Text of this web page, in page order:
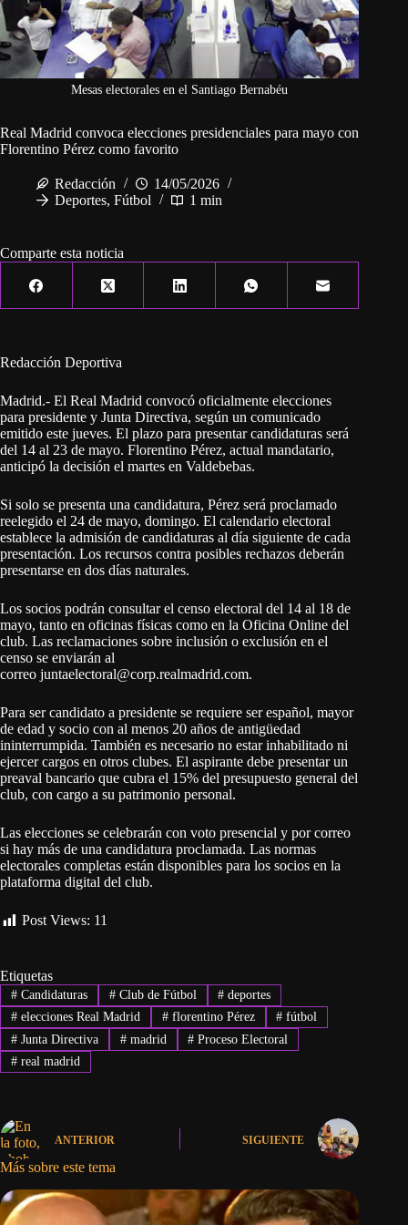
Mesas electorales en el Santiago Bernabéu
Real Madrid convoca elecciones presidenciales para mayo con
Florentino Pérez como favorito
Redacción
14/05/2026
Deportes, Fútbol 1 min
Comparte esta noticia
Redacción Deportiva
Madrid.- El Real Madrid convocó oficialmente elecciones
para presidente y Junta Directiva, según un comunicado
emitido este jueves. El plazo para presentar candidaturas será
del 14 al 23 de mayo. Florentino Pérez, actual mandatario,
anticipó la decisión el martes en Valdebebas.
Si solo se presenta una candidatura, Pérez será proclamado
reelegido el 24 de mayo, domingo. El calendario electoral
establece la admisión de candidaturas al día siguiente de cada
presentación. Los recursos contra posibles rechazos deberán
presentarse en dos días naturales.
Los socios podrán consultar el censo electoral del 14 al 18 de
mayo, tanto en oficinas físicas como en la Oficina Online del
club. Las reclamaciones sobre inclusión o exclusión en el
censo se enviarán al
correo juntaelectoral@corp.realmadrid.com.
Para ser candidato a presidente se requiere ser español, mayor
de edad y socio con al menos 20 años de antigüedad
ininterrumpida. También es necesario no estar inhabilitado ni
ejercer cargos en otros clubes. El aspirante debe presentar un
preaval bancario que cubra el 15% del presupuesto general del
club, con cargo a su patrimonio personal.
Las elecciones se celebrarán con voto presencial y por correo
si hay más de una candidatura proclamada. Las normas
electorales completas están disponibles para los socios en la
plataforma digital del club.
Post Views: 11
Etiquetas
#Candidaturas #Club de Fútbol # deportes
#elecciones Real Madrid #florentino Pérez # fútbol
#Junta Directiva #madrid # Proceso Electoral
#real madrid
ANTERIOR SIGUIENTE
Más sobre este tema